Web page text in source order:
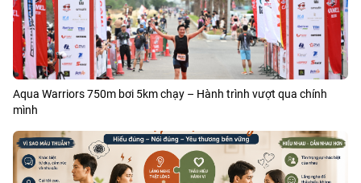
Aqua Warriors 750m bơi 5km chạy – Hành trình vượt qua chính
mình